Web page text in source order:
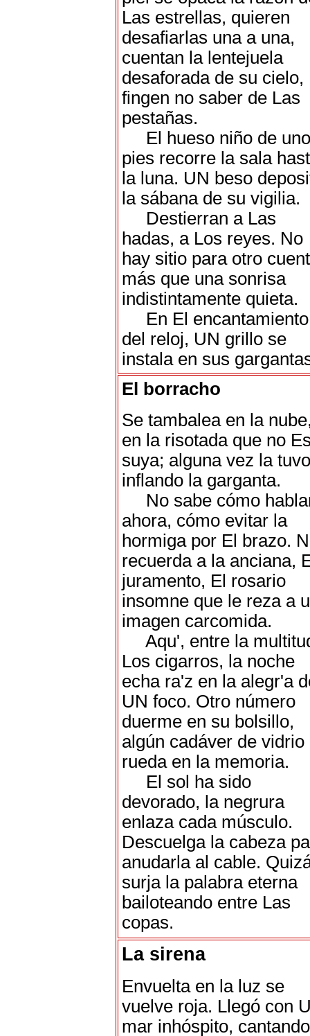
Las estrellas, quieren
desafiarlas una a una,
cuentan la lentejuela
desaforada de su cielo,
fingen no saber de Las
pestañas.
El hueso niño de
pies recorre la sala
la luna. UN beso
la sábana de su vigilia.
Destierran a Las
hadas, a Los reyes. No
hay sitio para otro
más que una sonrisa
indistintamente quieta.
En El encantamiento
del reloj, UN grillo se
instala en sus
El borracho
Se tambalea en la
en la risotada que no
suya; alguna vez la tuvo
inflando la garganta.
No sabe cómo
ahora, cómo evitar la
hormiga por El brazo.
recuerda a la anciana,
juramento, El rosario
insomne que le reza a
imagen carcomida.
Aqu', entre la
Los cigarros, la noche
echa ra'z en la alegr'a
UN foco. Otro número
duerme en su bolsillo,
algún cadáver de vidrio
rueda en la memoria.
El sol ha sido
devorado, la negrura
enlaza cada músculo.
Descuelga la cabeza
anudarla al cable.
surja la palabra eterna
bailoteando entre Las
copas.
La sirena
Envuelta en la luz se
vuelve roja. Llegó con
mar inhóspito, cantando